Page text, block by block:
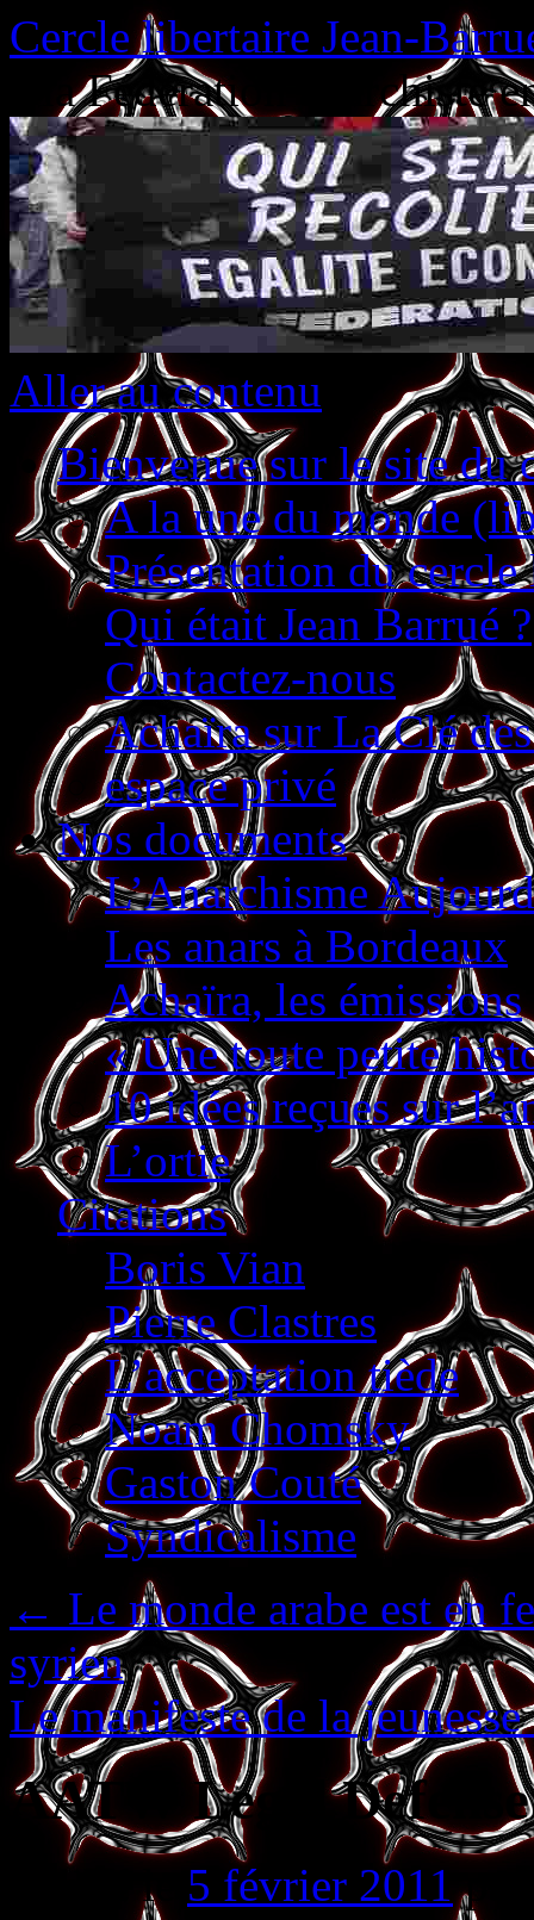
Cercle libertaire Jean-
à la Fédération anarchiste
Aller au contenu
Bienvenue sur le site du
A la une du monde
Présentation du
Qui était Jean Barrué ?
Contactez-nous
Achaïra sur La Clé
espace privé
Nos documents
L’Anarchisme
Les anars à Bordeaux
Achaïra, les émissions
« Une toute petite
10 idées reçues sur
L’ortie
Citations
Boris Vian
Pierre Clastres
L’acceptation tiède
Noam Chomsky
Gaston Couté
Syndicalisme
← Le monde arabe est en
syrien
Le manifeste de la
AATW Legal
Publié le 5 février 2011 par